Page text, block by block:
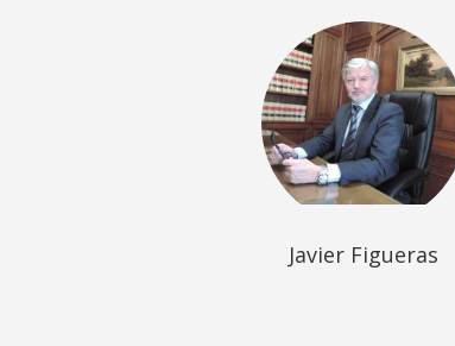
Javier Figueras